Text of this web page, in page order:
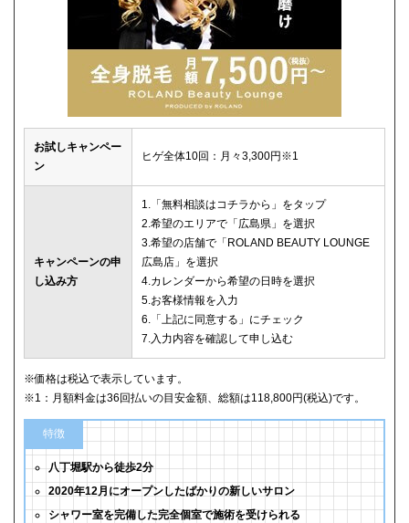
お試しキャンペー
ン
ヒゲ全体10回：月々3,300円※1
キャンペーンの申
し込み方
1.「無料相談はコチラから」をタップ
2.希望のエリアで「広島県」を選択
3.希望の店舗で「ROLAND BEAUTY LOUNGE
広島店」を選択
4.カレンダーから希望の日時を選択
5.お客様情報を入力
6.「上記に同意する」にチェック
7.入力内容を確認して申し込む
※価格は税込で表示しています。
※1：月額料金は36回払いの目安金額、総額は118,800円(税込)です。
特徴
八丁堀駅から徒歩2分
2020年12月にオープンしたばかりの新しいサロン
シャワー室を完備した完全個室で施術を受けられる